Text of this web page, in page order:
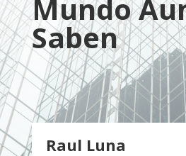
Mundo
Saben
Raul Luna